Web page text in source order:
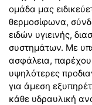
ομάδα μας
θερμοσίφωνα,
ειδών υγιεινής,
συστημάτων. Με
ασφάλεια,
υψηλότερες
για άμεση
κάθε υδραυλική